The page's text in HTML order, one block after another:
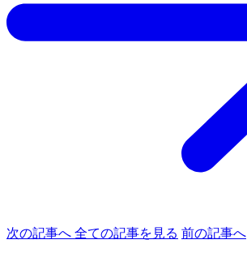
次の記事へ 全ての記事を見る 前の記事へ